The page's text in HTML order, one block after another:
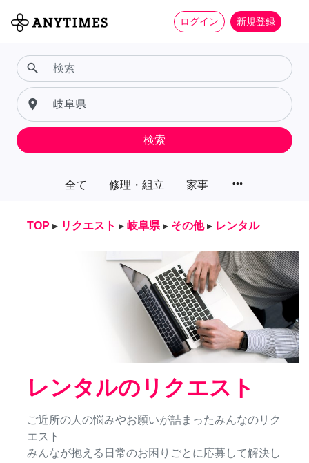
ログイン 新規登録
全て 修理・組立 家事 more_horiz
search
place
検索
TOP ▸ リクエスト ▸ 岐阜県 ▸ その他 ▸ レンタル
レンタルのリクエスト
ご近所の人の悩みやお願いが詰まったみんなのリク
エスト
みんなが抱える日常のお困りごとに応募して解決し